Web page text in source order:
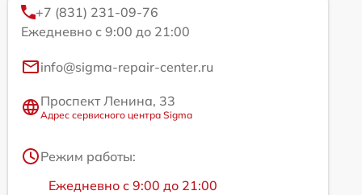
+7 (831) 231-09-76
Ежедневно с 9:00 до 21:00
info@sigma-repair-center.ru
Проспект Ленина, 33
Адрес сервисного центра Sigma
Режим работы:
Ежедневно с 9:00 до 21:00